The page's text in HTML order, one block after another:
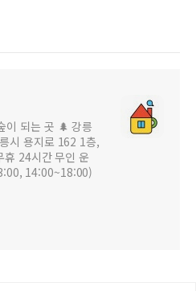
이 되는 곳 🌲 강릉
시 용지로 162 1층,
휴 24시간 무인 운
14:00~18:00)